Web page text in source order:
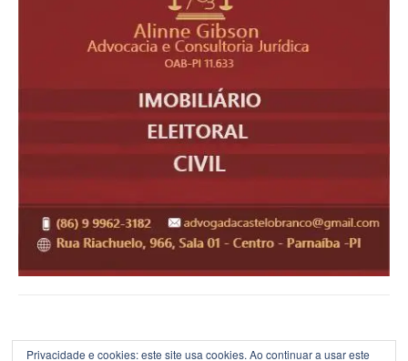
Privacidade e cookies: este site usa cookies. Ao continuar a usar este